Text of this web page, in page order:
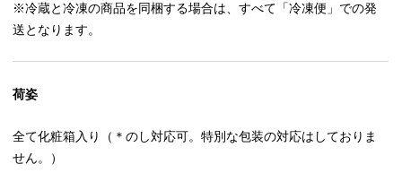
※冷蔵と冷凍の商品を同梱する場合は、すべて「冷凍便」での発
送となります。
荷姿
全て化粧箱入り（＊のし対応可。特別な包装の対応はしておりま
せん。）